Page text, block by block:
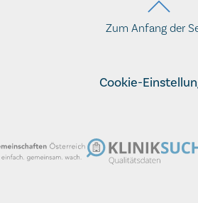
Zum Anfang der
Cookie-